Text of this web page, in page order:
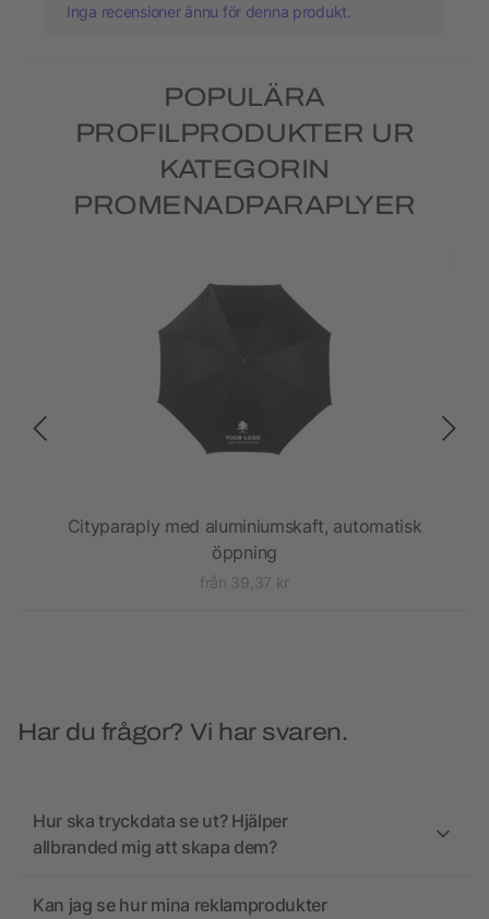
Inga recensioner ännu för denna produkt.
POPULÄRA
PROFILPRODUKTER UR
KATEGORIN
PROMENADPARAPLYER
Cityparaply med aluminiumskaft, automatisk
öppning
från 39,37 kr
Har du frågor? Vi har svaren.
Hur ska tryckdata se ut? Hjälper
allbranded mig att skapa dem?
Kan jag se hur mina reklamprodukter